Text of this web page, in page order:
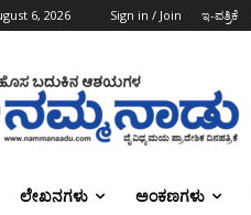
6, 2026 Sign in / Join ಇ-ಪತ್ರಿಕೆ
ಲೇಖನಗಳು ಅಂಕಣಗಳು